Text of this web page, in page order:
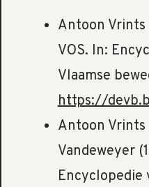
Antoon Vrints
VOS. In:
Vlaamse
https://
Antoon
Vandeweyer
Encyclopedie